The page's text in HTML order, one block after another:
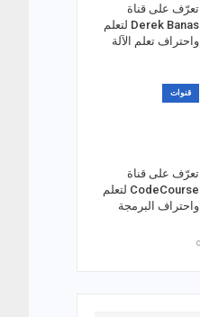
تعرّف على قناة
Derek Banas لتعلم
واحتراف تعلم الآلة
قنوات
تعرّف على قناة
CodeCourse لتعلم
واحتراف البرمجة